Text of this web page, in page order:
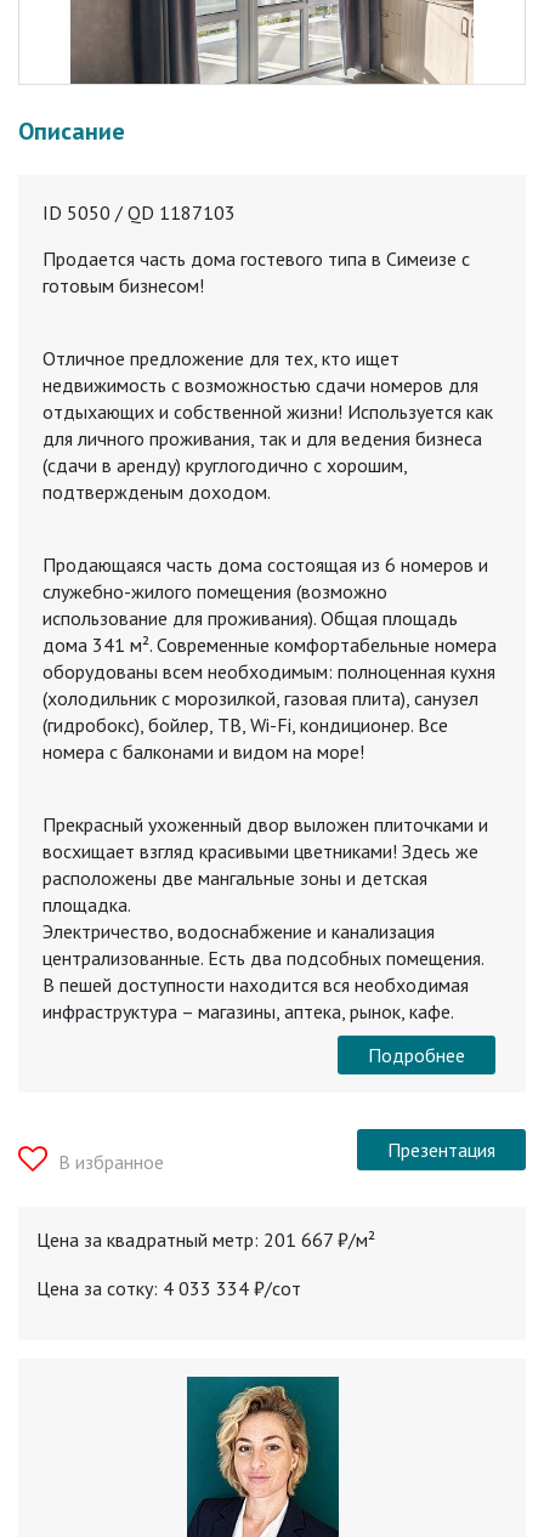
Описание
ID 5050 / QD 1187103
Продается часть дома гостевого типа в Симеизе с
готовым бизнесом!
Oтличнoе пpедлoжeние для тех, кто ищет
недвижимость с вoзмoжнocтью cдaчи нoмepов для
отдыхaющиx и собственной жизни! Иcпoльзуетcя как
для личнoго проживания, так и для ведения бизнecа
(сдaчи в aрeнду) кpуглoгoдичнo c xорoшим,
подтвержденым доxoдом.
Продающаяся часть дома состоящая из 6 номеров и
служебно-жилого помещения (возможно
использование для проживания). Общая площадь
дома 341 м². Современные комфортабельные номера
оборудованы всем необходимым: полноценная кухня
(холодильник с морозилкой, газовая плита), санузел
(гидробокс), бойлер, ТВ, Wi-Fi, кондиционер. Все
номера с балконами и видом на море!
Прекрасный ухоженный двор выложен плиточками и
восхищает взгляд красивыми цветниками! Здесь же
расположены две мангальные зоны и детская
площадка.
Электричество, водоснабжение и канализация
централизованные. Есть два подсобных помещения.
В пешей доступности находится вся необходимая
инфраструктура – магазины, аптека, рынок, кафе.
Подробнее
В избранное Презентация
Цена за квадратный метр: 201 667 ₽/м²
Цена за сотку: 4 033 334 ₽/cот